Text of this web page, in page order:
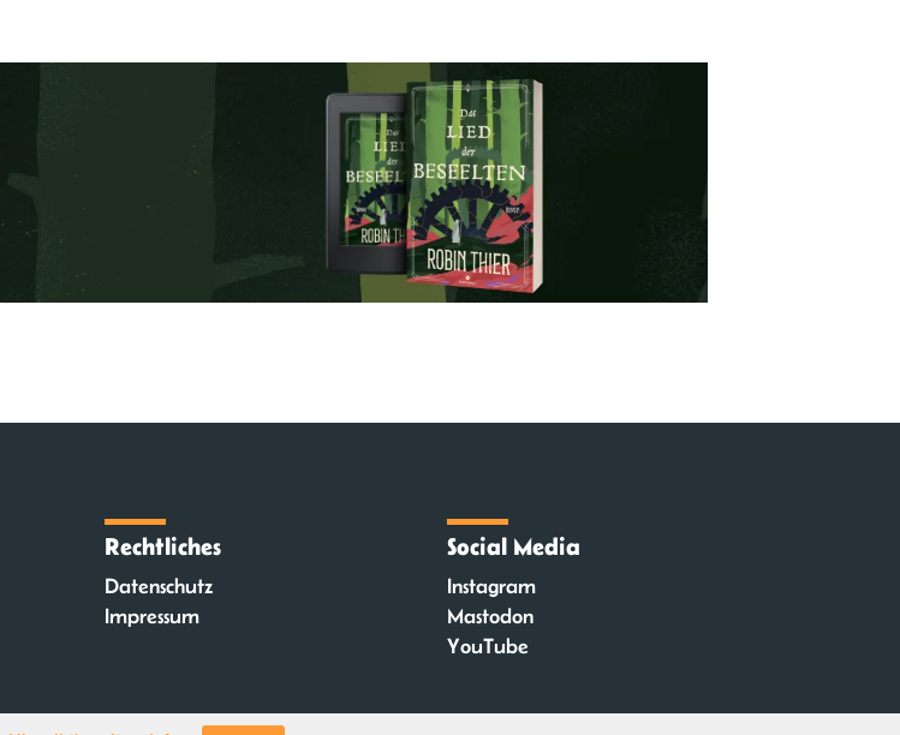
Rechtliches
Datenschutz
Impressum
Social Media
Instagram
Mastodon
YouTube